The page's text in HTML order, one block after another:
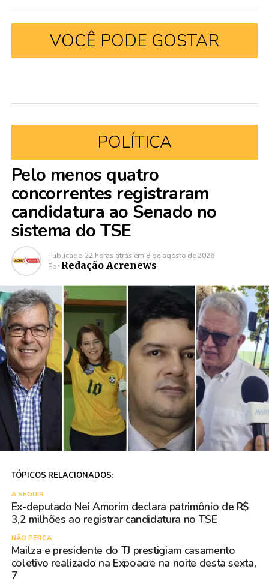
VOCÊ PODE GOSTAR
POLÍTICA
Pelo menos quatro
concorrentes registraram
candidatura ao Senado no
sistema do TSE
Publicado 22 horas atrás em 8 de agosto de 2026
Por Redação Acrenews
TÓPICOS RELACIONADOS:
A SEGUIR
Ex-deputado Nei Amorim declara patrimônio de R$
3,2 milhões ao registrar candidatura no TSE
NÃO PERCA
Mailza e presidente do TJ prestigiam casamento
coletivo realizado na Expoacre na noite desta sexta,
7